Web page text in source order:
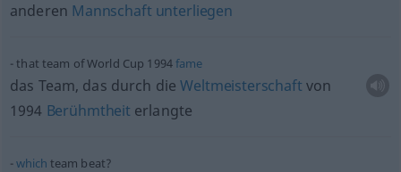
anderen Mannschaft unterliegen
that team of World Cup 1994fame
das Team, das durch dieWeltmeisterschaft von
1994 Berühmtheit erlangte
which team beat?